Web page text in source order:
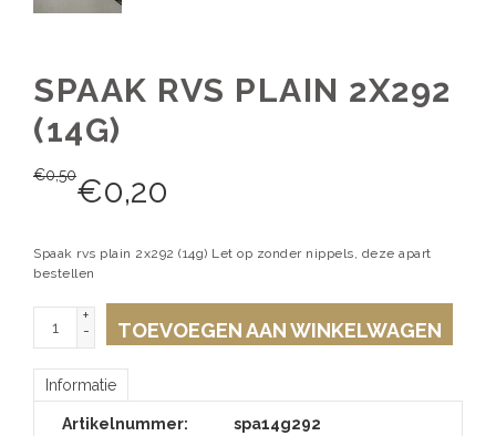
SPAAK RVS PLAIN 2X292
(14G)
€0,50€0,20
Spaak rvs plain 2x292 (14g) Let op zonder nippels, deze apart
bestellen
+
-
TOEVOEGEN AAN WINKELWAGEN
Informatie
Artikelnummer:
spa14g292